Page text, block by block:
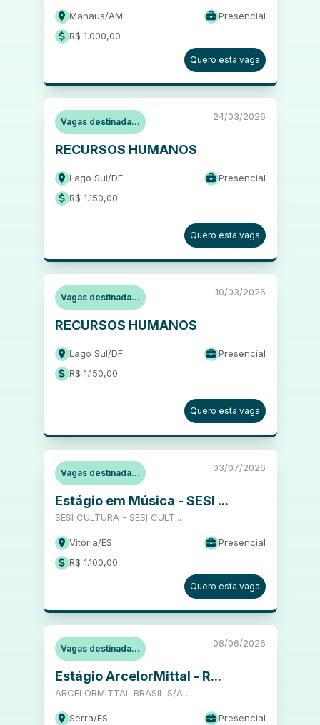
Manaus/AM
Presencial
R$ 1.000,00
Quero esta vaga
Vagas destinada... 24/03/2026
RECURSOS HUMANOS
Lago Sul/DF
Presencial
R$ 1.150,00
Quero esta vaga
Vagas destinada... 10/03/2026
RECURSOS HUMANOS
Lago Sul/DF
Presencial
R$ 1.150,00
Quero esta vaga
Vagas destinada... 03/07/2026
Estágio em Música - SESI ...
SESI CULTURA - SESI CULT...
Vitória/ES
Presencial
R$ 1.100,00
Quero esta vaga
Vagas destinada... 08/06/2026
Estágio ArcelorMittal - R...
ARCELORMITTAL BRASIL S/A ...
Serra/ES
Presencial